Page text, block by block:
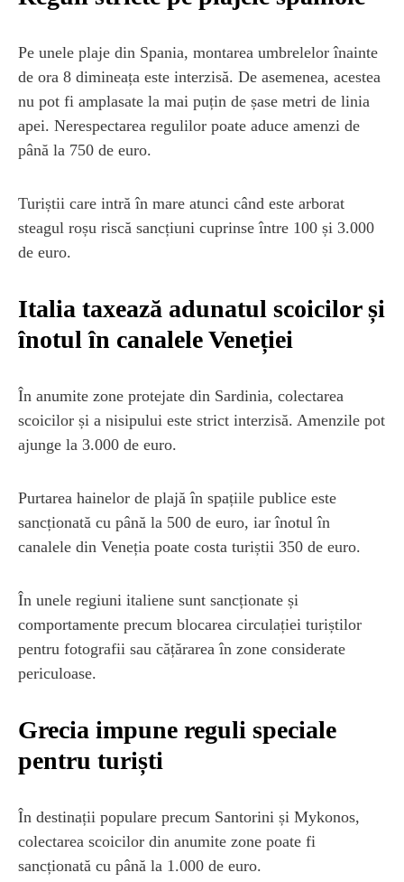
Pe unele plaje din Spania, montarea umbrelelor înainte
de ora 8 dimineața este interzisă. De asemenea, acestea
nu pot fi amplasate la mai puțin de șase metri de linia
apei. Nerespectarea regulilor poate aduce amenzi de
până la 750 de euro.
Turiștii care intră în mare atunci când este arborat
steagul roșu riscă sancțiuni cuprinse între 100 și 3.000
de euro.
Italia taxează adunatul scoicilor și
înotul în canalele Veneției
În anumite zone protejate din Sardinia, colectarea
scoicilor și a nisipului este strict interzisă. Amenzile pot
ajunge la 3.000 de euro.
Purtarea hainelor de plajă în spațiile publice este
sancționată cu până la 500 de euro, iar înotul în
canalele din Veneția poate costa turiștii 350 de euro.
În unele regiuni italiene sunt sancționate și
comportamente precum blocarea circulației turiștilor
pentru fotografii sau cățărarea în zone considerate
periculoase.
Grecia impune reguli speciale
pentru turiști
În destinații populare precum Santorini și Mykonos,
colectarea scoicilor din anumite zone poate fi
sancționată cu până la 1.000 de euro.